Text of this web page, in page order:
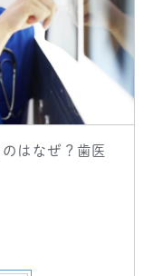
はなぜ？歯医